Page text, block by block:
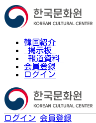
韓国紹介
掲示板
報道資料
会員登録
ログイン
ログイン 会員登録